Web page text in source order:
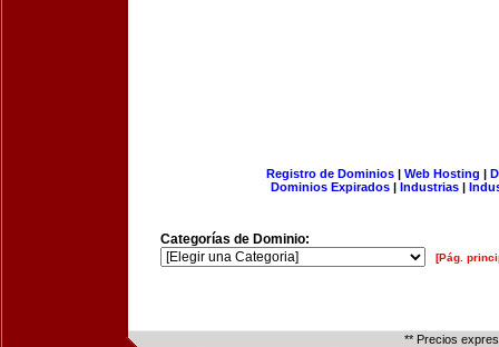
Registro de Dominios| Web Hosting |
Dominios Expirados | Industrias |
Categorías de Dominio:
[Pág.
** Precios